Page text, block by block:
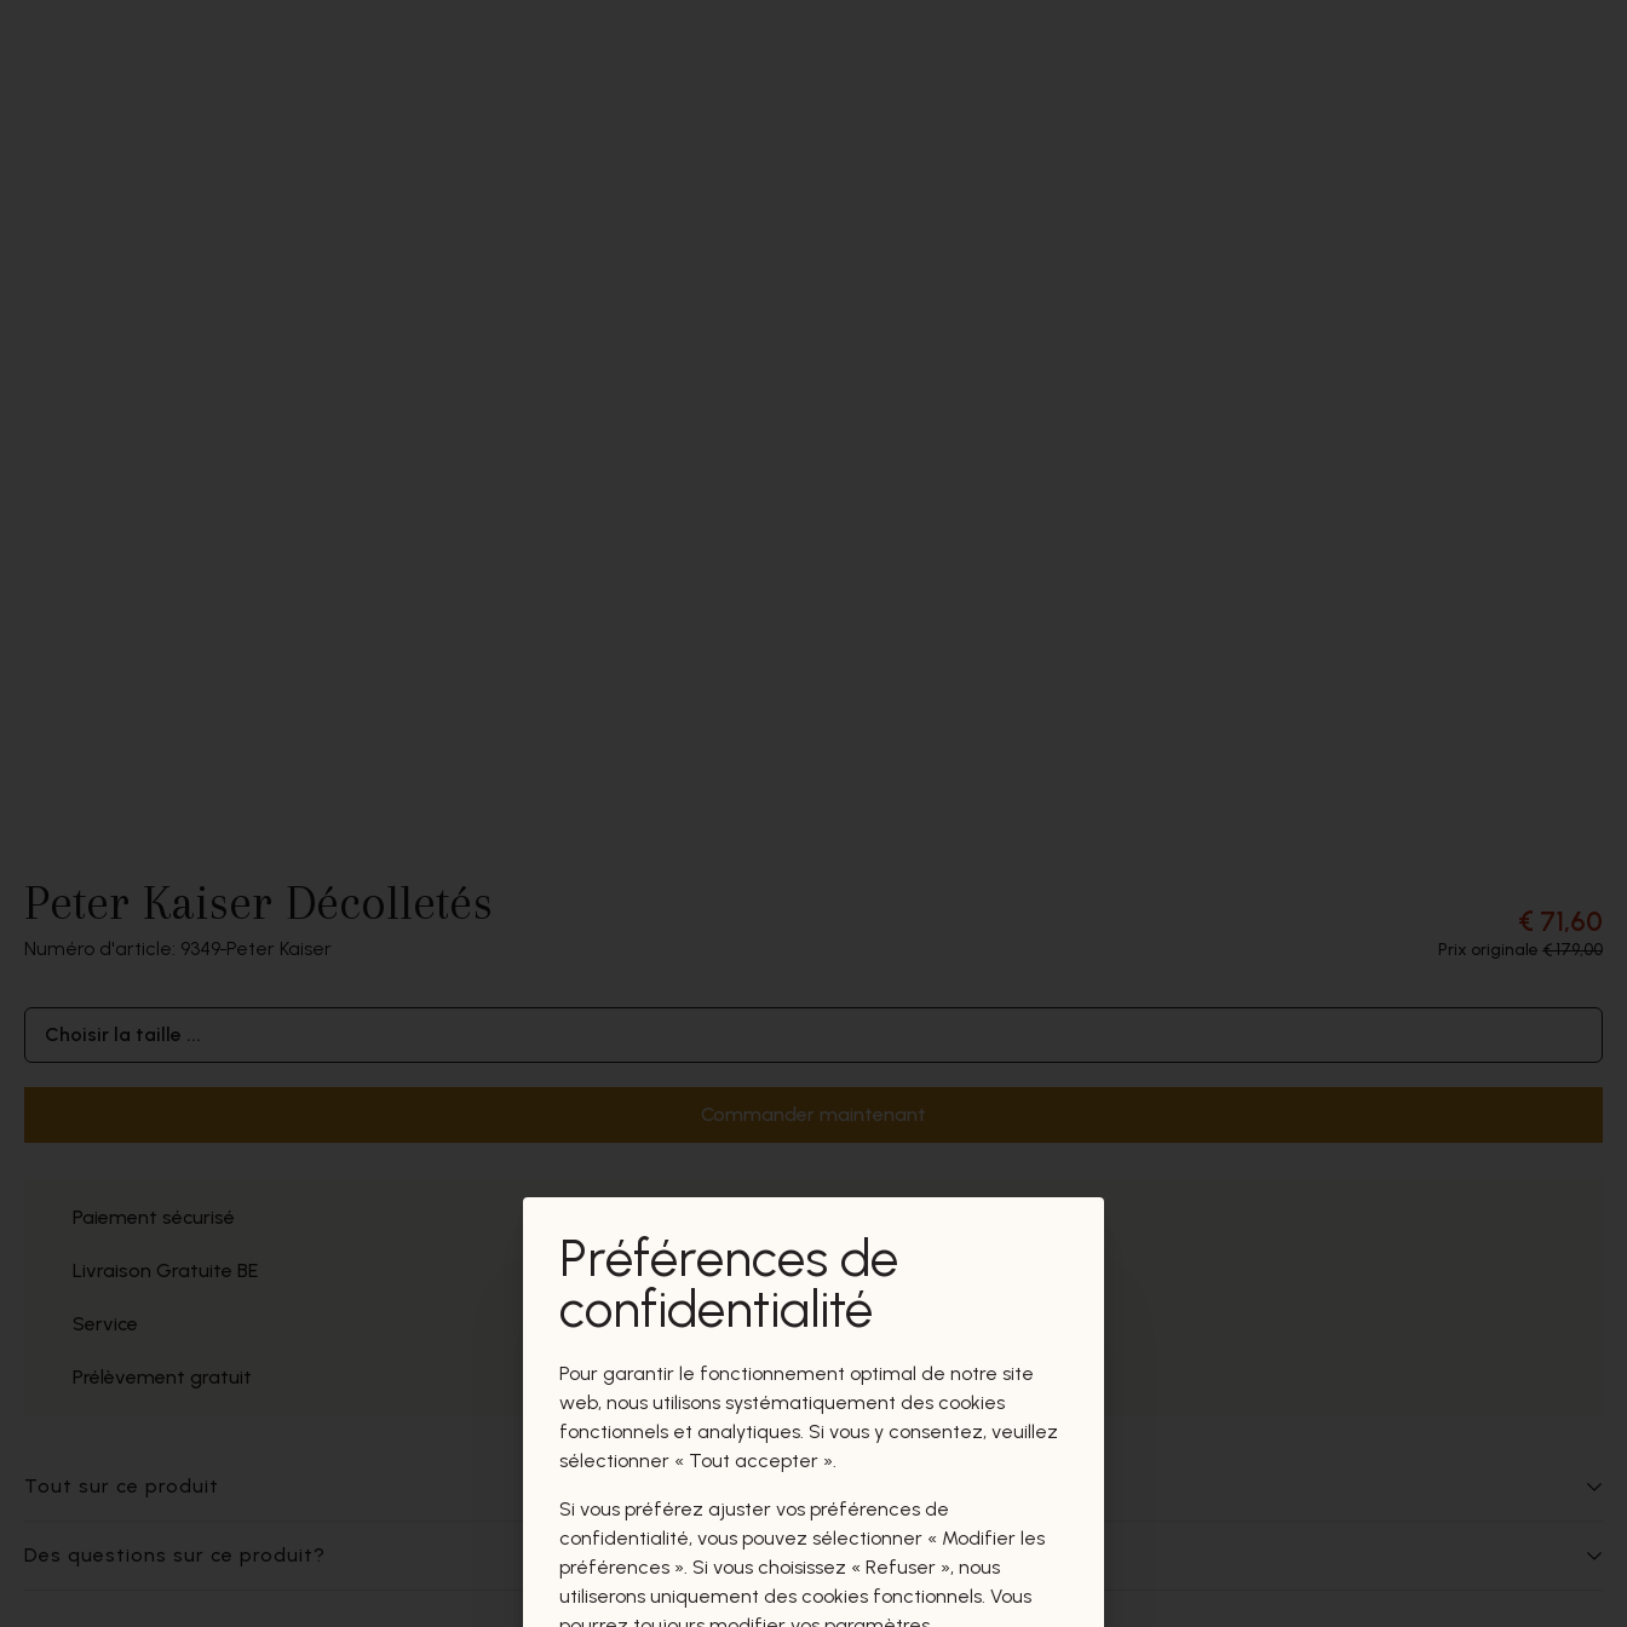
Peter Kaiser Décolletés
Numéro d'article: 9349 Peter Kaiser
€ 71,60
Prix originale € 179,00
Choisir la taille ...
Commander maintenant
Paiement sécurisé
Livraison Gratuite BE
Service
Prélèvement gratuit
Tout sur ce produit
Des questions sur ce produit?
Préférences de
confidentialité
Pour garantir le fonctionnement optimal de notre site
web, nous utilisons systématiquement des cookies
fonctionnels et analytiques. Si vous y consentez, veuillez
sélectionner « Tout accepter ».
Si vous préférez ajuster vos préférences de
confidentialité, vous pouvez sélectionner « Modifier les
préférences ». Si vous choisissez « Refuser », nous
utiliserons uniquement des cookies fonctionnels. Vous